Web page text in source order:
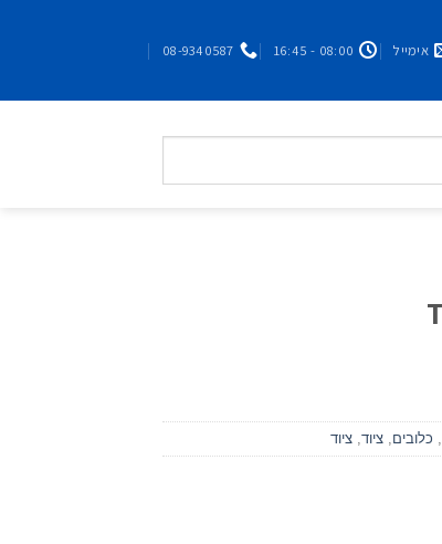
אימייל 08:00 - 16:45
08-9340587
, כלובים, ציוד, ציוד